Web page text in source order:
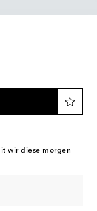
wir diese morgen